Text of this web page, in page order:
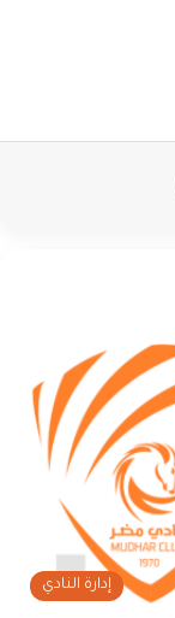
إدارة النادي